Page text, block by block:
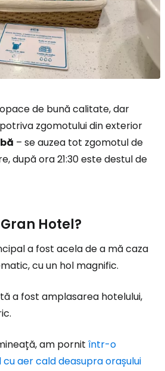
de bună calitate, dar
zgomotului din exterior
– se auzea tot zgomotul de
după ora 21:30 este destul de
Hotel?
a fost acela de a mă caza
cu un hol magnific.
a fost amplasarea hotelului,
am pornit într-o
aer cald deasupra orașului